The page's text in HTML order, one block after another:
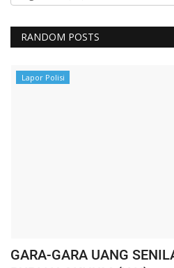
RANDOM POSTS
Lapor Polisi
GARA-GARA UANG